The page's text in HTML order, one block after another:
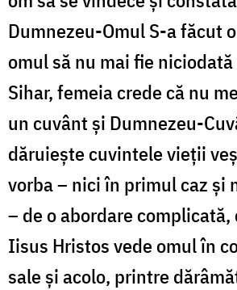
Dumnezeu-Omul S-a făcut
omul să nu mai fie
Sihar, femeia crede că nu
un cuvânt și Dumnezeu-
dăruiește cuvintele vieții
vorba – nici în primul caz și
– de o abordare complicată,
Iisus Hristos vede omul în
sale și acolo, printre